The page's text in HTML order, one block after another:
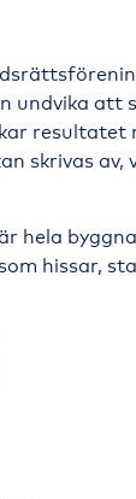
undvika att
resultatet
skrivas av,
hela
hissar,